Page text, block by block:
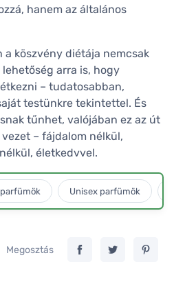
hanem az általános
köszvény diétája nemcsak
arra is, hogy
– tudatosabban,
testünkre tekintettel. És
tűnhet, valójában ez az út
– fájdalom nélkül,
életkedvvel.
Unisex parfümök
Megosztás